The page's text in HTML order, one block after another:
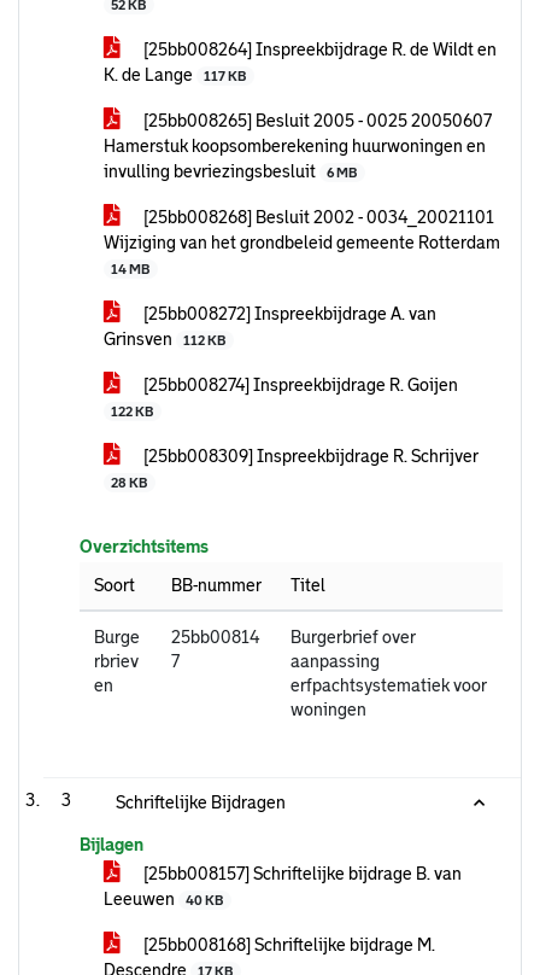
52 KB
[25bb008264] Inspreekbijdrage R. de Wildt en
K. de Lange
117 KB
[25bb008265] Besluit 2005 - 0025 20050607
Hamerstuk koopsomberekening huurwoningen en
invulling bevriezingsbesluit
6 MB
[25bb008268] Besluit 2002 - 0034_20021101
Wijziging van het grondbeleid gemeente Rotterdam
14 MB
[25bb008272] Inspreekbijdrage A. van
Grinsven
112 KB
[25bb008274] Inspreekbijdrage R. Goijen
122 KB
[25bb008309] Inspreekbijdrage R. Schrijver
28 KB
Overzichtsitems
Soort
BB-nummer Titel
Burge
rbriev
en
25bb00814
7
Burgerbrief over
aanpassing
erfpachtsystematiek voor
woningen
3 Schriftelijke Bijdragen
Bijlagen
[25bb008157] Schriftelijke bijdrage B. van
Leeuwen
40 KB
[25bb008168] Schriftelijke bijdrage M.
Descendre
17 KB